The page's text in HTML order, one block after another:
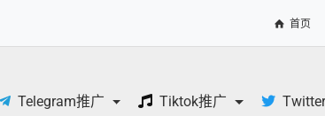
首页
Telegram推广 Tiktok推广